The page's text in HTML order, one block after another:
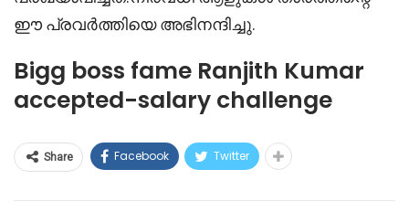
ഈ പ്രവർത്തിയെ അഭിനന്ദിച്ചു.
Bigg boss fame Ranjith Kumar
accepted-salary challenge
Share Facebook Twitter